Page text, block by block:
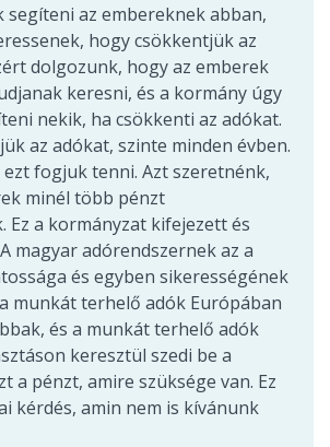
az embereknek abban,
hogy csökkentjük az
dolgozunk, hogy az emberek
keresni, és a kormány úgy
nekik, ha csökkenti az adókat.
az adókat, szinte minden évben.
ezt fogjuk tenni. Azt szeretnénk,
minél több pénzt
Ez a kormányzat kifejezett és
magyar adórendszernek az a
és egyben sikerességének
munkát terhelő adók Európában
és a munkát terhelő adók
keresztül szedi be a
a pénzt, amire szüksége van. Ez
kérdés, amin nem is kívánunk